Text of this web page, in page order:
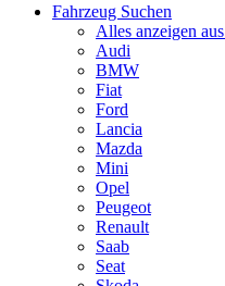
Fahrzeug Suchen
Alles anzeigen
Audi
BMW
Fiat
Ford
Lancia
Mazda
Mini
Opel
Peugeot
Renault
Saab
Seat